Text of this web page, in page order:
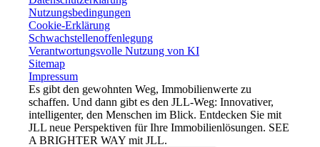
Nutzungsbedingungen
Cookie-Erklärung
Schwachstellenoffenlegung
Verantwortungsvolle Nutzung von KI
Sitemap
Impressum​
Es gibt den gewohnten Weg, Immobilienwerte zu
schaffen. Und dann gibt es den JLL-Weg: Innovativer,
intelligenter, den Menschen im Blick. Entdecken Sie mit
JLL neue Perspektiven für Ihre Immobilienlösungen. SEE
A BRIGHTER WAY mit JLL.